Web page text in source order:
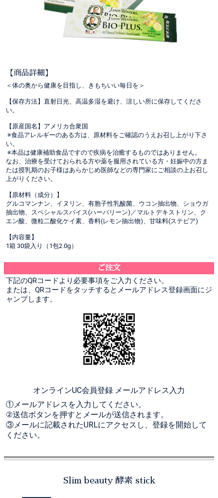
【商品詳細】
＜体の奥から健康を目指し、きもちいい毎日を＞
【保存方法】直射日光、高温多湿を避け、涼しい所に保存してくださ
い。
【原産国名】アメリカ合衆国
※食品アレルギーのある方は、原材料をご確認のうえお召し上がり下さ
い。
※本品は健康補助食品ですので疾病を治癒するものではありません。
なお、治療を受けておられる方や薬を服用されている方・妊娠中の方ま
たは授乳期のお子様はあらかじめ医師などの専門家にご相談の上お召し
上がりください。
【原材料（成分）】
グルコマンナン、イヌリン、有胞子性乳酸菌、ウコン抽出物、ショウガ
抽出物、スペシャルスパイス(ハーバリーン)／マルトデキストリン、ク
エン酸、微粒二酸化ケイ素、香料(レモン抽出物)、甘味料(ステビア)
【内容量】
1箱 30袋入り（1包2.0g）
ご注文
下記のQRコードより必要事項をご入力ください。
または、QRコードをタッチするとメールアドレス登録画面にジ
ャンプします。
オンラインUC会員登録 メールアドレス入力
①メールアドレスを入力してください。
②送信ボタンを押すとメールが送信されます。
③メールに記載されたURLにアクセスし、登録を開始して
ください。
Slim beauty 酵素 stick